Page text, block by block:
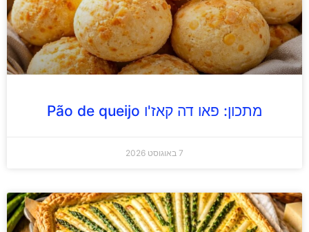
מתכון: פאו דה קאז'ו Pão de queijo
7 באוגוסט 2026